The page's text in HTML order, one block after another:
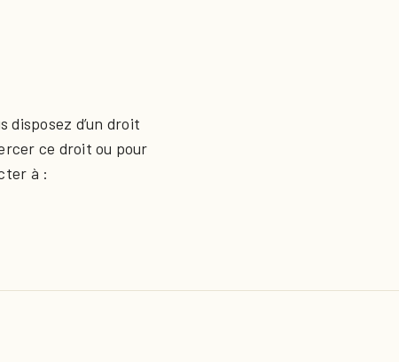
disposez d’un droit
ce droit ou pour
à :